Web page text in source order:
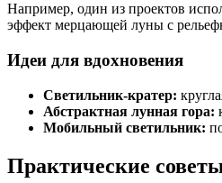
Например, один из проектов
эффект мерцающей луны с
Идеи для вдохновения
Светильник-кратер:
Абстрактная лунная гора:
Мобильный светильник:
Практические